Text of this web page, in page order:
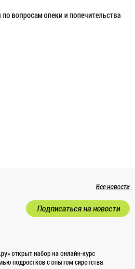
вопросам опеки и попечительства
Все новости
Подписаться на новости
открыт набор на онлайн-курс
подростков с опытом сиротства